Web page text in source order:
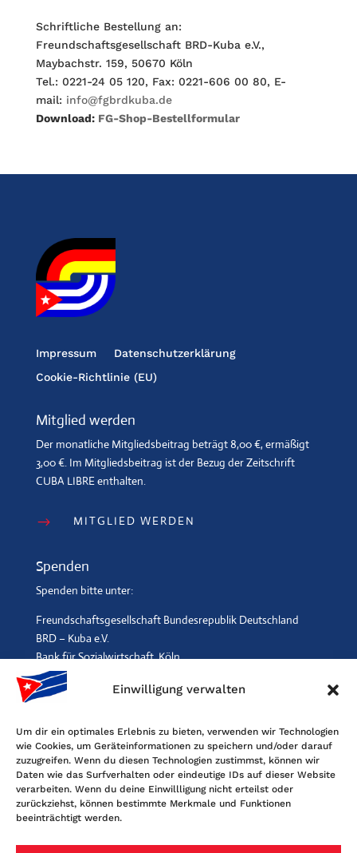
Einwilligung verwalten
Um dir ein optimales Erlebnis zu bieten, verwenden wir Technologien
wie Cookies, um Geräteinformationen zu speichern und/oder darauf
zuzugreifen. Wenn du diesen Technologien zustimmst, können wir
Daten wie das Surfverhalten oder eindeutige IDs auf dieser Website
verarbeiten. Wenn du deine Einwillligung nicht erteilst oder
zurückziehst, können bestimmte Merkmale und Funktionen
beeinträchtigt werden.
Schriftliche Bestellung an:
Freundschaftsgesellschaft BRD-Kuba e.V.,
Maybachstr. 159, 50670 Köln
Tel.: 0221-24 05 120, Fax: 0221-606 00 80, E-
mail: info@fgbrdkuba.de
Download: FG-Shop-Bestellformular
Impressum
Datenschutzerklärung
Cookie-Richtlinie (EU)
Mitglied werden
Der monatliche Mitgliedsbeitrag beträgt 8,00 €, ermäßigt
3,00 €. Im Mitgliedsbeitrag ist der Bezug der Zeitschrift
CUBA LIBRE enthalten.
$ MITGLIED WERDEN
Spenden
Spenden bitte unter:
Freundschaftsgesellschaft Bundesrepublik Deutschland
BRD – Kuba e.V.
Bank für Sozialwirtschaft, Köln
IBAN: DE96 3702 0500 0001 2369 00, BIC: BFSWDE33XXX
Kontakt
Freundschaftsgesellschaft BRD-Kuba
Maybachstr. 159, 50670 Köln